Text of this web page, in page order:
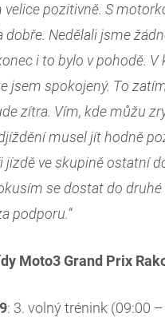
velice pozitivně. S
Nedělali jsme
i to bylo v pohodě.
jsem spokojený. To
zítra. Vím, kde můžu
musel jít hodně
jízdě ve skupině ostatní
se dostat do
podporu.“
Moto3 Grand Prix
: 3. volný trénink (09:00